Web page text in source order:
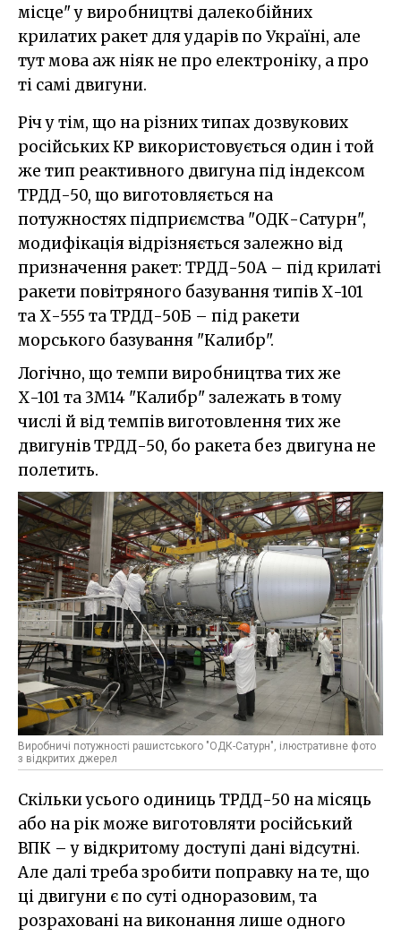
місце" у виробництві далекобійних
крилатих ракет для ударів по Україні, але
тут мова аж ніяк не про електроніку, а про
ті самі двигуни.
Річ у тім, що на різних типах дозвукових
російських КР використовується один і той
же тип реактивного двигуна під індексом
ТРДД-50, що виготовляється на
потужностях підприємства "ОДК-Сатурн",
модифікація відрізняється залежно від
призначення ракет: ТРДД-50А – під крилаті
ракети повітряного базування типів Х-101
та Х-555 та ТРДД-50Б – під ракети
морського базування "Калибр".
Логічно, що темпи виробництва тих же
Х-101 та 3М14 "Калибр" залежать в тому
числі й від темпів виготовлення тих же
двигунів ТРДД-50, бо ракета без двигуна не
полетить.
Виробничі потужності рашистського "ОДК-Сатурн", ілюстративне фото
з відкритих джерел
Скільки усього одиниць ТРДД-50 на місяць
або на рік може виготовляти російський
ВПК – у відкритому доступі дані відсутні.
Але далі треба зробити поправку на те, що
ці двигуни є по суті одноразовим, та
розраховані на виконання лише одного